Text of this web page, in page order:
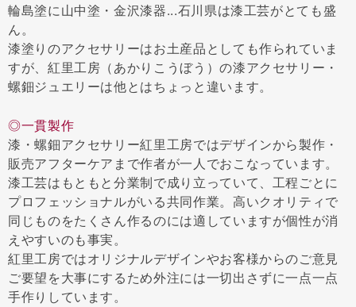
輪島塗に山中塗・金沢漆器...石川県は漆工芸がとても盛
ん。
漆塗りのアクセサリーはお土産品としても作られていま
すが、紅里工房（あかりこうぼう）の漆アクセサリー・
螺鈿ジュエリーは他とはちょっと違います。
◎一貫製作
漆・螺鈿アクセサリー紅里工房ではデザインから製作・
販売アフターケアまで作者が一人でおこなっています。
漆工芸はもともと分業制で成り立っていて、工程ごとに
プロフェッショナルがいる共同作業。高いクオリティで
同じものをたくさん作るのには適していますが個性が消
えやすいのも事実。
紅里工房ではオリジナルデザインやお客様からのご意見
ご要望を大事にするため外注には一切出さずに一点一点
手作りしています。